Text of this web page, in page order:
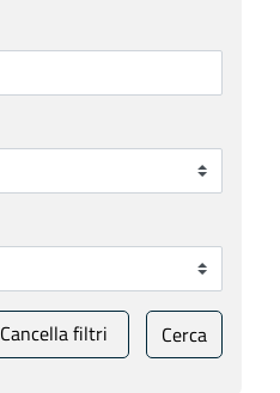
Cancella filtri Cerca